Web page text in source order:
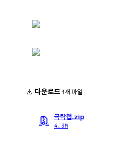
다운로드 1개 파일
극락첩.zip
4.3M